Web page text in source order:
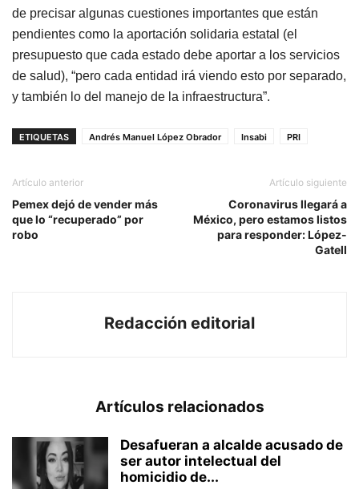
de precisar algunas cuestiones importantes que están
pendientes como la aportación solidaria estatal (el
presupuesto que cada estado debe aportar a los servicios
de salud), “pero cada entidad irá viendo esto por separado,
y también lo del manejo de la infraestructura”.
ETIQUETAS Andrés Manuel López Obrador Insabi PRI
Artículo anterior
Pemex dejó de vender más
que lo “recuperado” por
robo
Artículo siguiente
Coronavirus llegará a
México, pero estamos listos
para responder: López-
Gatell
Redacción editorial
Artículos relacionados
Desafueran a alcalde acusado de
ser autor intelectual del
homicidio de...